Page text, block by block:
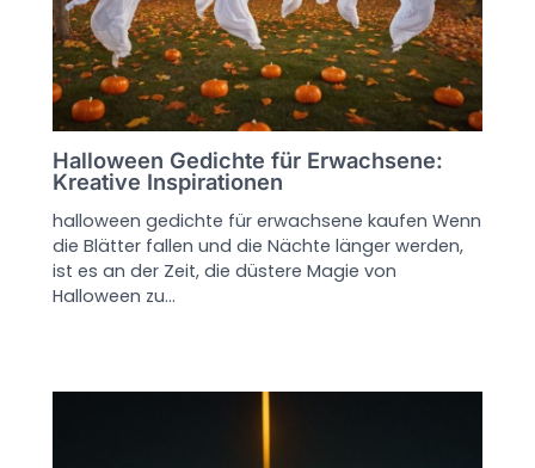
Halloween Gedichte für Erwachsene:
Kreative Inspirationen
halloween gedichte für erwachsene kaufen Wenn
die Blätter fallen und die Nächte länger werden,
ist es an der Zeit, die düstere Magie von
Halloween zu…